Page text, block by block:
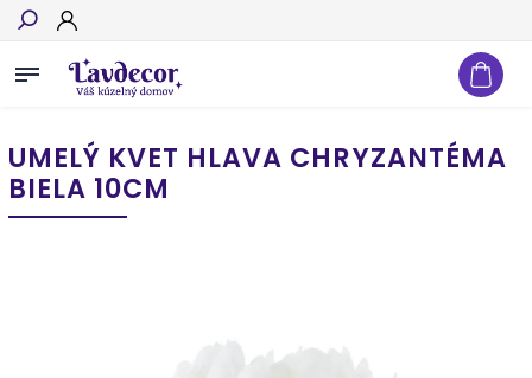
Hľadať
UMELÝ KVET HLAVA CHRYZANTÉMA
BIELA 10CM